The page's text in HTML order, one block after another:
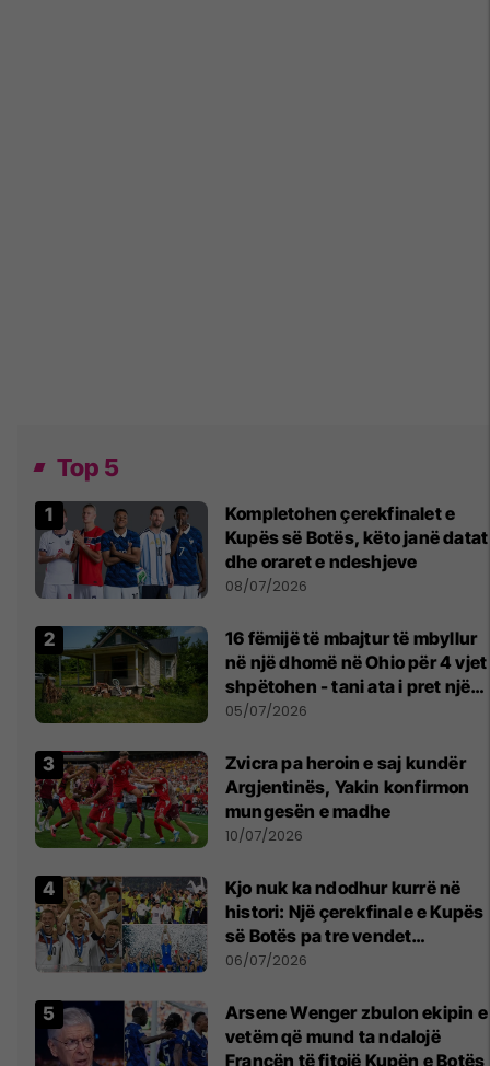
Top 5
Kompletohen çerekfinalet e
Kupës së Botës, këto janë datat
dhe oraret e ndeshjeve
08/07/2026
16 fëmijë të mbajtur të mbyllur
në një dhomë në Ohio për 4 vjet
shpëtohen - tani ata i pret një
sfidë e madhe
05/07/2026
Zvicra pa heroin e saj kundër
Argjentinës, Yakin konfirmon
mungesën e madhe
10/07/2026
Kjo nuk ka ndodhur kurrë në
histori: Një çerekfinale e Kupës
së Botës pa tre vendet
legjendare të futbollit
06/07/2026
Arsene Wenger zbulon ekipin e
vetëm që mund ta ndalojë
Francën të fitojë Kupën e Botës